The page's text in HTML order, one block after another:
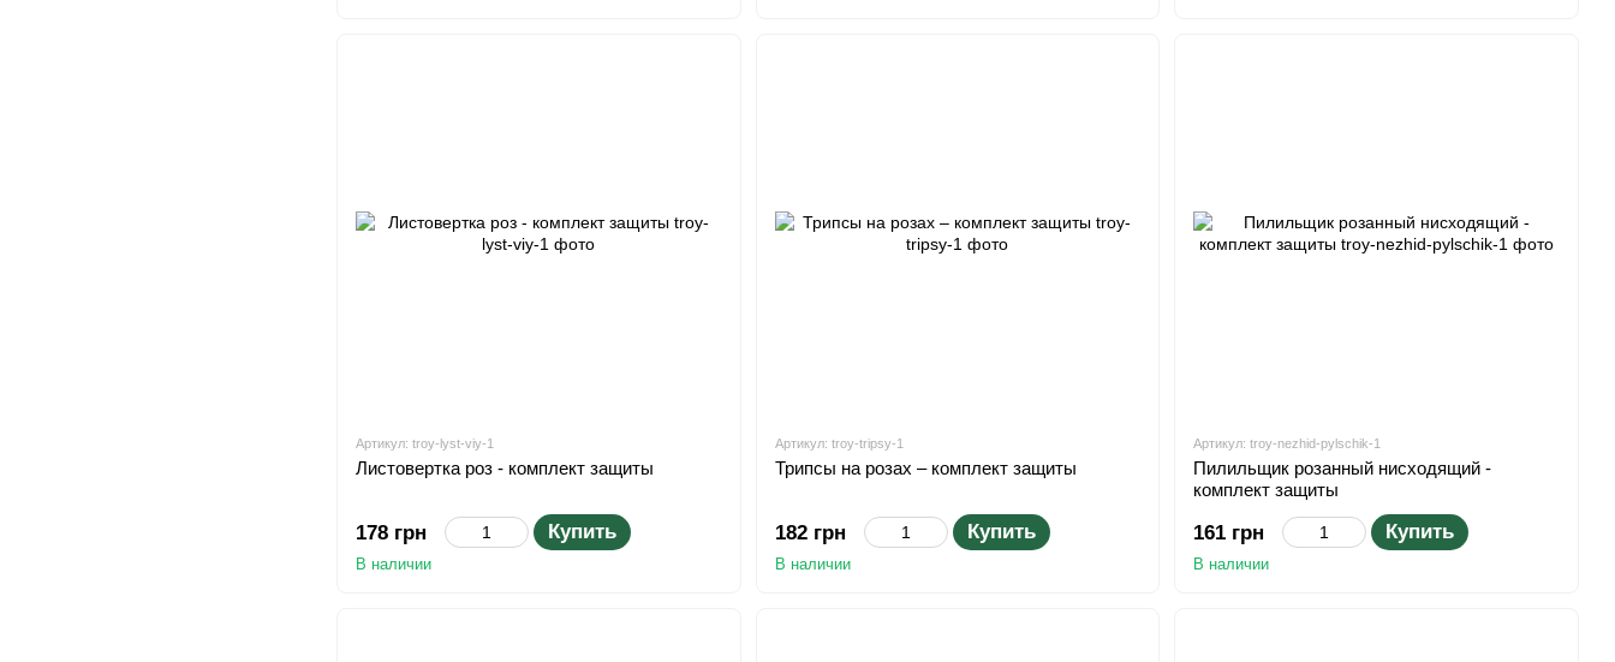
Артикул: troy-lyst-viy-1
Листовертка роз - комплект защиты
178 грн Купить
В наличии
Артикул: troy-tripsy-1
Трипсы на розах – комплект защиты
182 грн Купить
В наличии
Артикул: troy-nezhid-pylschik-1
Пилильщик розанный нисходящий -
комплект защиты
161 грн Купить
В наличии